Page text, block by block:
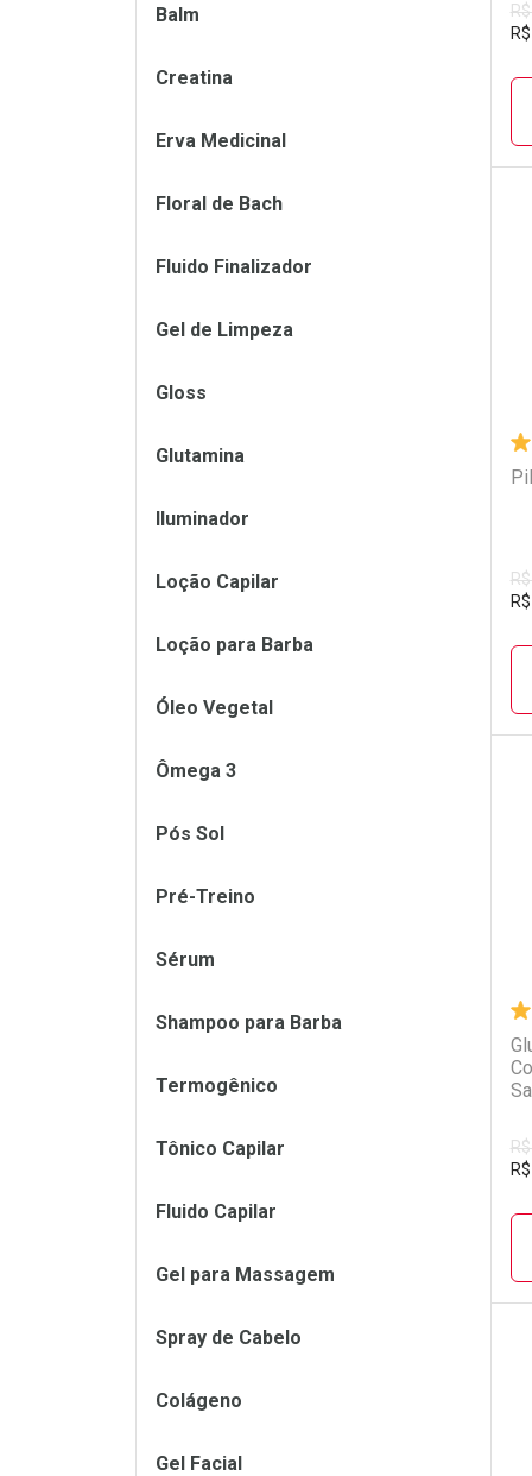
R$
R$
R$
Balm
Creatina
Erva Medicinal
Floral de Bach
Fluido Finalizador
Gel de Limpeza
Gloss
Glutamina
Iluminador
Loção Capilar
Loção para Barba
Óleo Vegetal
Ômega 3
Pós Sol
Pré-Treino
Sérum
Shampoo para Barba
Termogênico
Tônico Capilar
Fluido Capilar
Gel para Massagem
Spray de Cabelo
Colágeno
Gel Facial